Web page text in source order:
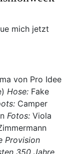
mich jetzt
von Pro Idee
Hose: Fake
Camper
Fotos: Viola
Provision